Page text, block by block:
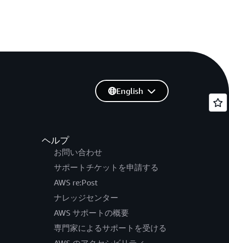
ヘルプ
お問い合わせ
サポートチケットを申請する
AWS re:Post
ナレッジセンター
AWS サポートの概要
専門家によるサポートを受ける
English